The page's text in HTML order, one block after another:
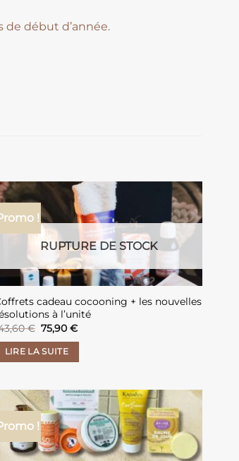
de début d’année.
!
RUPTURE DE STOCK
cadeau cocooning + les nouvelles
à l’unité
€ Le
prix
initial
était :
75,90€Le
LIRE LA SUITE
!